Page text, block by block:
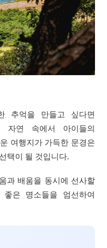
추억을 만들고 싶다면
자연 속에서 아이들의
여행지가 가득한 문경은
택이 될 것입니다.
과 배움을 동시에 선사할
은 명소들을 엄선하여